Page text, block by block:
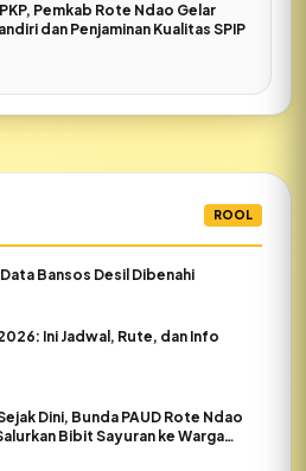
Pemkab Rote Ndao Gelar
dan Penjaminan Kualitas SPIP
ROOL
Bansos Desil Dibenahi
Ini Jadwal, Rute, dan Info
Dini, Bunda PAUD Rote Ndao
Bibit Sayuran ke Warga